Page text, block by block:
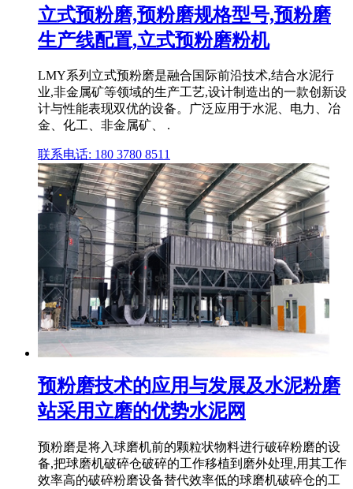
立式预粉磨,预粉磨规格型号,预粉磨
生产线配置,立式预粉磨粉机
LMY系列立式预粉磨是融合国际前沿技术,结合水泥行
业,非金属矿等领域的生产工艺,设计制造出的一款创新设
计与性能表现双优的设备。广泛应用于水泥、电力、冶
金、化工、非金属矿、 .
联系电话: 180 3780 8511
预粉磨技术的应用与发展及水泥粉磨
站采用立磨的优势水泥网
预粉磨是将入球磨机前的颗粒状物料进行破碎粉磨的设
备,把球磨机破碎仓破碎的工作移植到磨外处理,用其工作
效率高的破碎粉磨设备替代效率低的球磨机破碎仓的工